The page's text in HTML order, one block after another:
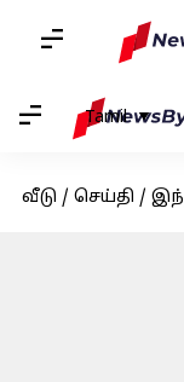
Tamil
வீடு / செய்தி /